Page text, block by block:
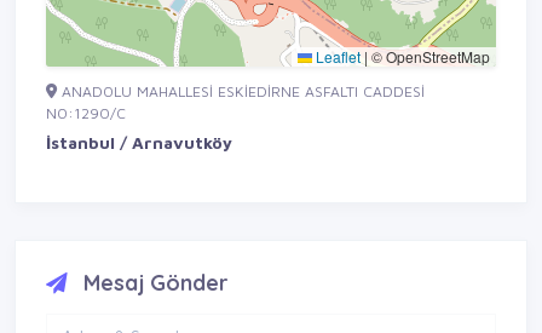
Leaflet | © OpenStreetMap
ANADOLU MAHALLESİ ESKİEDİRNE ASFALTI CADDESİ
NO:1290/C
İstanbul / Arnavutköy
Mesaj Gönder